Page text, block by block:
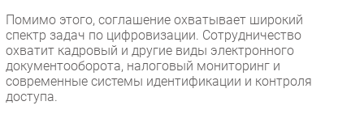
Аналитика
Интервью
Мероприятия
Проекты
Помимо этого, соглашение охватывает широкий
спектр задач по цифровизации. Сотрудничество
охватит кадровый и другие виды электронного
документооборота, налоговый мониторинг и
современные системы идентификации и контроля
доступа.